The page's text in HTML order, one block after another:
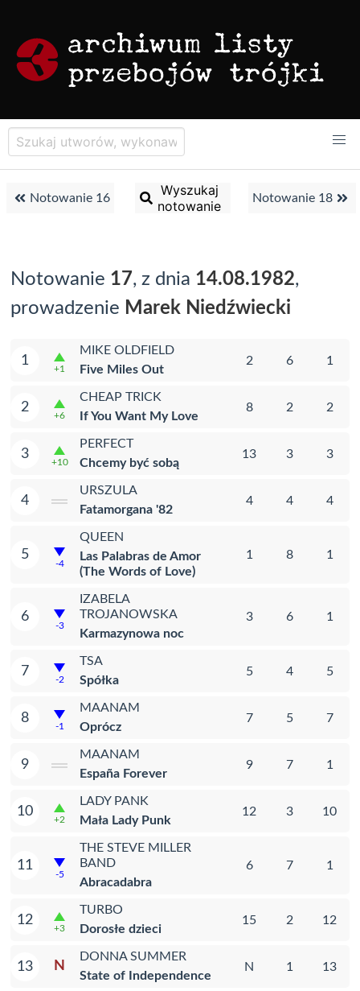
Notowanie 16
Wyszukaj
notowanie
Notowanie 18
Notowanie 17, z dnia 14.08.1982,
prowadzenie Marek Niedźwiecki
1
+1
MIKE OLDFIELD
Five Miles Out
2 6 1
2
+6
CHEAP TRICK
If You Want My Love
8 2 2
3
+10
PERFECT
Chcemy być sobą
13 3 3
4
URSZULA
Fatamorgana '82
4 4 4
5
-4
QUEEN
Las Palabras de Amor
(The Words of Love)
1 8 1
6
-3
IZABELA
TROJANOWSKA
Karmazynowa noc
3 6 1
7
-2
TSA
Spółka
5 4 5
8
-1
MAANAM
Oprócz
7 5 7
9
MAANAM
España Forever
9 7 1
10
+2
LADY PANK
Mała Lady Punk
12 3 10
11
-5
THE STEVE MILLER
BAND
Abracadabra
6 7 1
12
+3
TURBO
Dorosłe dzieci
15 2 12
13 N
DONNA SUMMER
State of Independence
N 1 13